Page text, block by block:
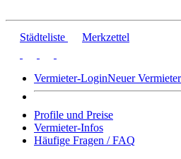
Städteliste Merkzettel
Vermieter-LoginNeuer
Profile und Preise
Vermieter-Infos
Häufige Fragen / FAQ